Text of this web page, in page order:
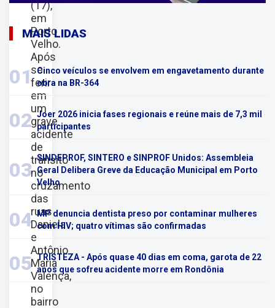
(17),
em
Porto
Velho.
Após
se
ferir
em
um
grave
acidente
de
trânsito
no
cruzamento
das
ruas
Daniela
e
Antônio
Maria
Valença,
no
bairro
MAIS LIDAS
01 Cinco veículos se envolvem em engavetamento durante
obra na BR-364
02 Joer 2026 inicia fases regionais e reúne mais de 7,3 mil
participantes
03
SINDEPROF, SINTERO e SINPROF Unidos: Assembleia
Geral Delibera Greve da Educação Municipal em Porto
Velho
04 MP denuncia dentista preso por contaminar mulheres
com HIV; quatro vítimas são confirmadas
05 TRISTEZA - Após quase 40 dias em coma, garota de 22
anos que sofreu acidente morre em Rondônia